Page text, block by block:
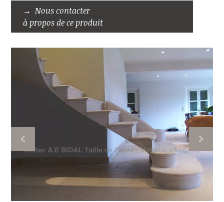
Nous contacter
à propos de ce produit